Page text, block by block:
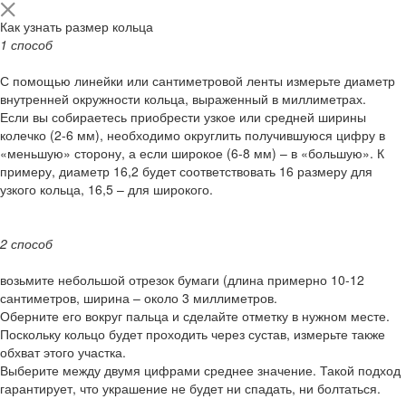
Как узнать размер кольца
1 способ
С помощью линейки или сантиметровой ленты измерьте диаметр
внутренней окружности кольца, выраженный в миллиметрах.
Если вы собираетесь приобрести узкое или средней ширины
колечко (2-6 мм), необходимо округлить получившуюся цифру в
«меньшую» сторону, а если широкое (6-8 мм) – в «большую». К
примеру, диаметр 16,2 будет соответствовать 16 размеру для
узкого кольца, 16,5 – для широкого.
2 способ
возьмите небольшой отрезок бумаги (длина примерно 10-12
сантиметров, ширина – около 3 миллиметров.
Оберните его вокруг пальца и сделайте отметку в нужном месте.
Поскольку кольцо будет проходить через сустав, измерьте также
обхват этого участка.
Выберите между двумя цифрами среднее значение. Такой подход
гарантирует, что украшение не будет ни спадать, ни болтаться.